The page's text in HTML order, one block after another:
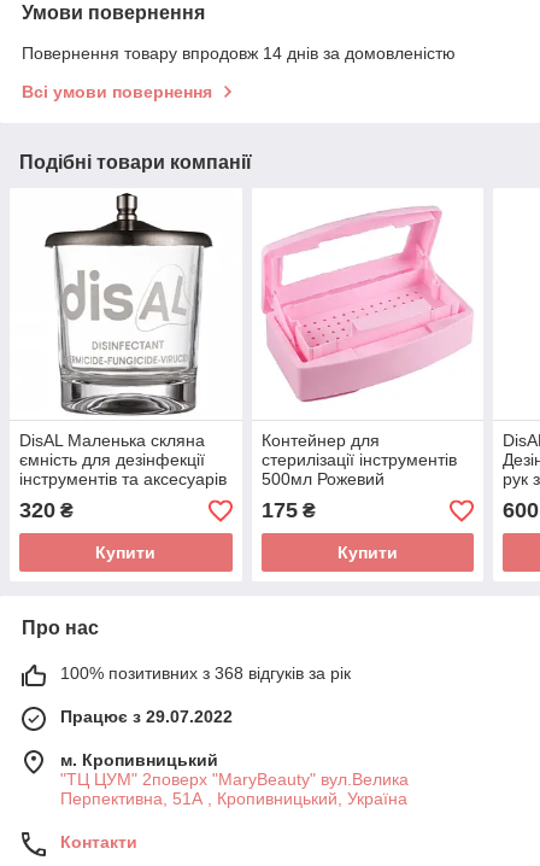
Умови повернення
Повернення товару впродовж 14 днів за домовленістю
Всі умови повернення
Подібні товари компанії
DisAL Маленька скляна
ємність для дезінфекції
інструментів та аксесуарів
230мл
320 ₴
Купити
Контейнер для
стерилізації інструментів
500мл Рожевий
175₴
Купити
рук
600
Про нас
100% позитивних з 368 відгуків за рік
Працює з 29.07.2022
м. Кропивницький
"ТЦ ЦУМ" 2поверх "MaryBeauty" вул.Велика
Перпективна, 51А , Кропивницький, Україна
Контакти